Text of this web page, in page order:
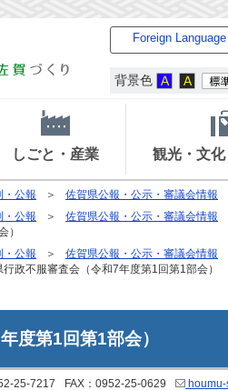
Foreign Language
背景色
しごと・産業 観光・文
・公報 佐賀県公報・公示・審議会情報
・公報 佐賀県公報・公示・審議会情報
）
・公報 佐賀県公報・公示・審議会情報
政不服審査会（令和7年度第1回第1部会）
度第1回第1部会）
25-7217 FAX：0952-25-0629